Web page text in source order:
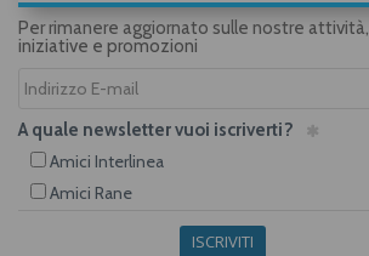
Per rimanere aggiornato sulle nostre attività,
iniziative e promozioni
A quale newsletter vuoi iscriverti?
Amici Interlinea
Amici Rane
ISCRIVITI